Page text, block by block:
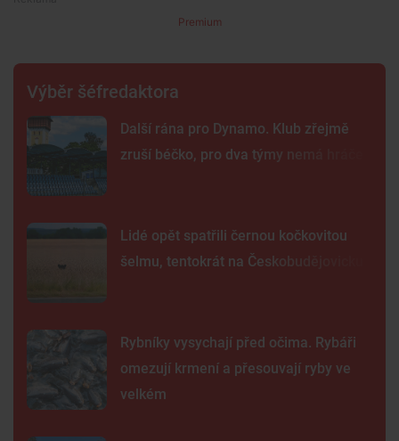
Premium
Výběr šéfredaktora
Další rána pro Dynamo. Klub zřejmě
zruší béčko, pro dva týmy nemá hráče
Lidé opět spatřili černou kočkovitou
šelmu, tentokrát na Českobudějovicku
Rybníky vysychají před očima. Rybáři
omezují krmení a přesouvají ryby ve
velkém